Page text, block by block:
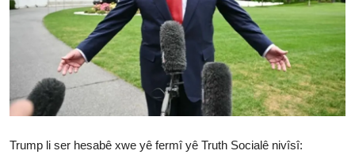
Têkilî
Türkçe Kurdi
Trump li ser hesabê xwe yê fermî yê Truth Socialê nivîsî: